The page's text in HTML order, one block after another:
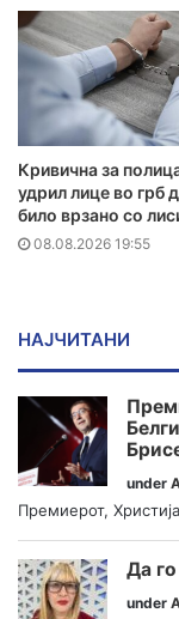
Кривична за
удрил лице во грб
било врзано со
08.08.2026 19:55
НАЈЧИТАНИ
under
Премиерот,
Да
under